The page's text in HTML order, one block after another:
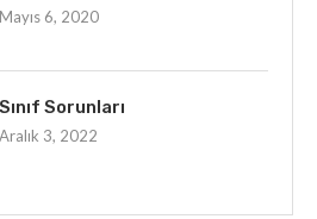
Mayıs 6, 2020
Sınıf Sorunları
Aralık 3, 2022